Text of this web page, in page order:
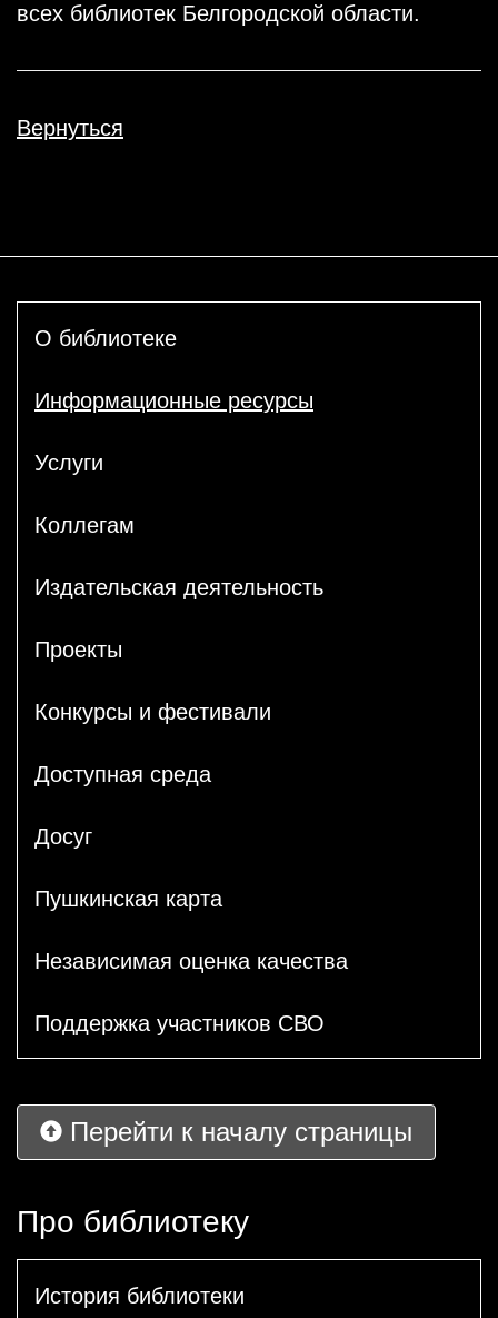
всех библиотек Белгородской области.
Вернуться
О библиотеке
Информационные ресурсы
Услуги
Коллегам
Издательская деятельность
Проекты
Конкурсы и фестивали
Доступная среда
Досуг
Пушкинская карта
Независимая оценка качества
Поддержка участников СВО
Перейти к началу страницы
Про библиотеку
История библиотеки